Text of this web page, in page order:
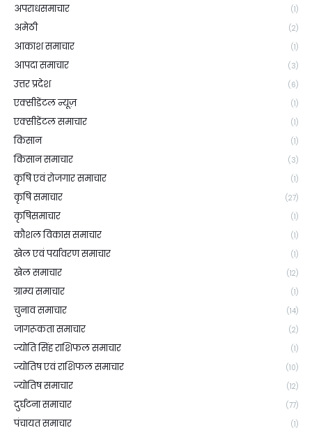
अपराधसमाचार (1)
अमेठी (2)
आकाश समाचार (1)
आपदा समाचार (3)
उत्तर प्रदेश (6)
एक्सीडेंटल न्यूज़ (1)
एक्सीडेंटल समाचार (1)
किसान (1)
किसान समाचार (3)
कृषि एवं रोजगार समाचार (1)
कृषि समाचार (27)
कृषिसमाचार (1)
कौशल विकास समाचार (1)
खेल एवं पर्यावरण समाचार (1)
खेल समाचार (12)
ग्राम्य समाचार (1)
चुनाव समाचार (14)
जागरूकता समाचार (2)
ज्योति सिंह राशिफल समाचार (1)
ज्योतिष एवं राशिफल समाचार (10)
ज्योतिष समाचार (12)
दुर्घटना समाचार (77)
पंचायत समाचार (1)